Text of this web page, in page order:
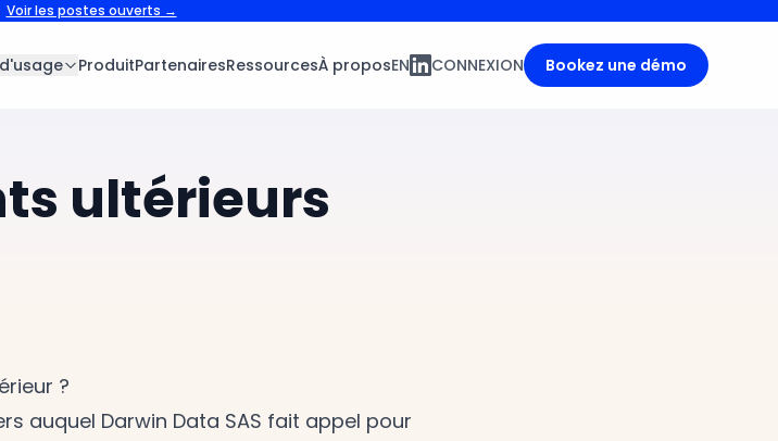
Voir les postes ouverts →
ProduitPartenairesRessourcesÀ proposEN CONNEXION Bookez une démo
ultérieurs
?
auquel Darwin Data SAS fait appel pour